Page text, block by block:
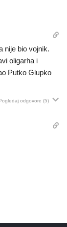
nije bio vojnik.
oligarha i
Putko Glupko
odgovore (5)